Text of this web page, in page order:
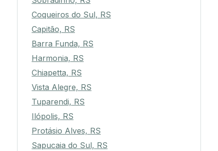
Coqueiros do Sul, RS
Capitão, RS
Barra Funda, RS
Harmonia, RS
Chiapetta, RS
Vista Alegre, RS
Tuparendi, RS
Ilópolis, RS
Protásio Alves, RS
Sapucaia do Sul, RS